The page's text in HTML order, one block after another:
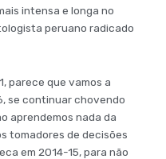
intensa e longa no
peruano radicado
parece que vamos a
se continuar chovendo
aprendemos nada da
tomadores de decisões
em 2014-15, para não